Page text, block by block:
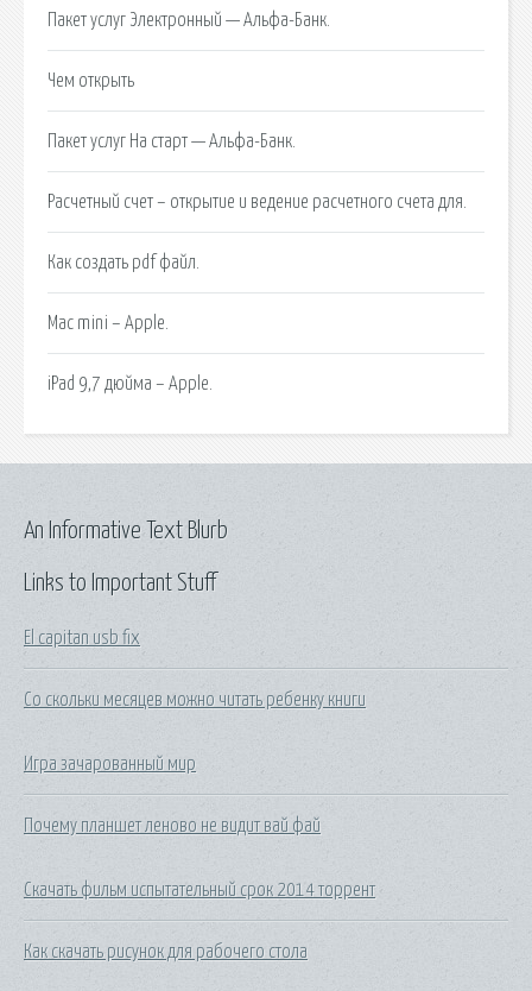
Пакет услуг Электронный — Альфа-Банк.
Чем открыть
Пакет услуг На старт — Альфа-Банк.
Расчетный счет – открытие и ведение расчетного счета для.
Как создать pdf файл.
Mac mini – Apple.
iPad 9,7 дюйма – Apple.
Links to Important Stuff
El capitan usb fix
Со скольки месяцев можно читать ребенку книги
Игра зачарованный мир
Почему планшет леново не видит вай фай
Скачать фильм испытательный срок 2014 торрент
Как скачать рисунок для рабочего стола
An Informative Text Blurb